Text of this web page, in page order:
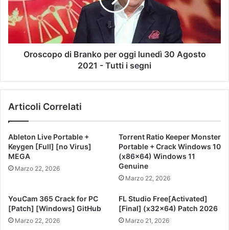
Oroscopo di Branko per oggi lunedì 30 Agosto
2021 - Tutti i segni
Articoli Correlati
Ableton Live Portable +
Keygen [Full] [no Virus]
MEGA
Marzo 22, 2026
Torrent Ratio Keeper Monster
Portable + Crack Windows 10
(x86x64) Windows 11
Genuine
Marzo 22, 2026
YouCam 365 Crack for PC
[Patch] [Windows] GitHub
Marzo 22, 2026
FL Studio Free[Activated]
[Final] (x32x64) Patch 2026
Marzo 21, 2026